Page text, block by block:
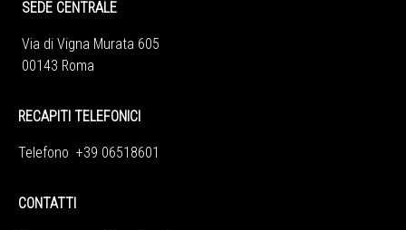
SEDE CENTRALE
Via di Vigna Murata 605
00143 Roma
RECAPITI TELEFONICI
Telefono +39 06518601
CONTATTI